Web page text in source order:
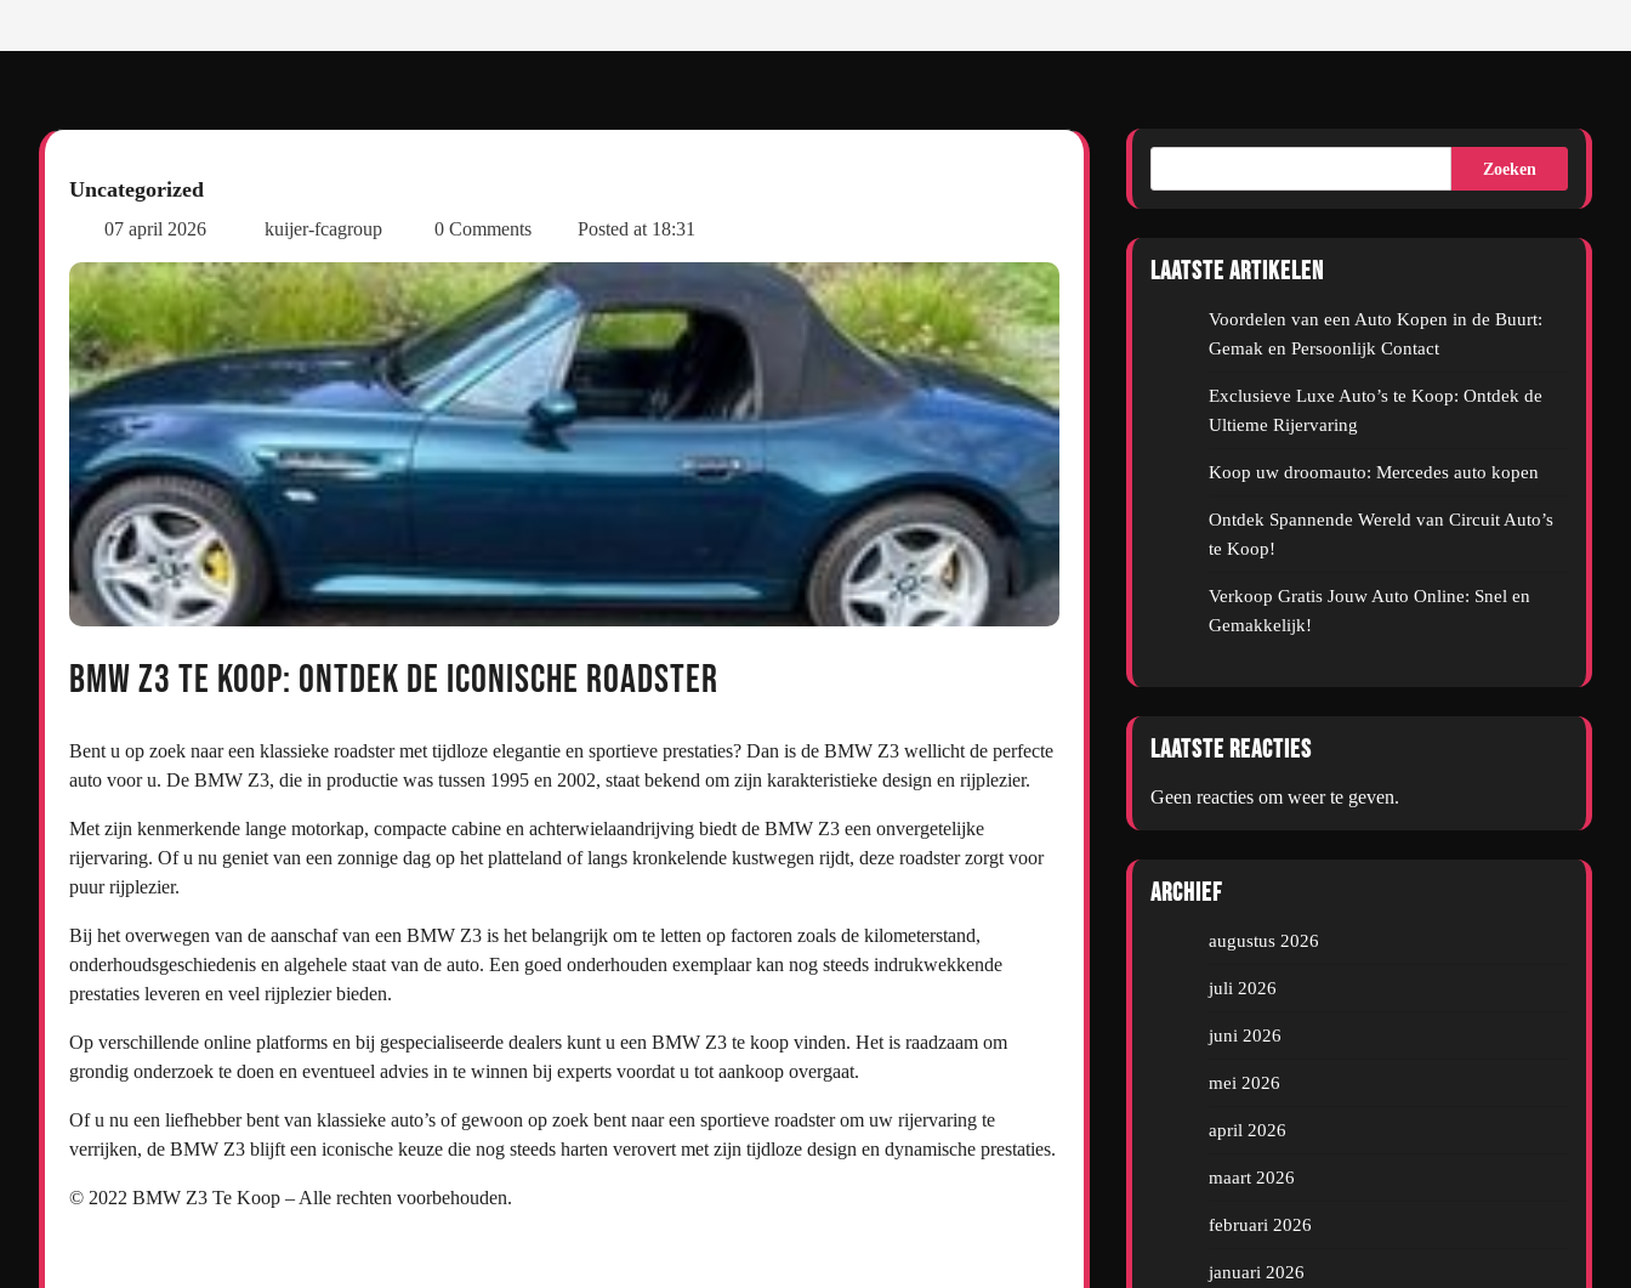
Uncategorized
07 april 2026 kuijer-fcagroup 0 Comments Posted at 18:31
BMW Z3 te koop: Ontdek de Iconische Roadster
Bent u op zoek naar een klassieke roadster met tijdloze elegantie en sportieve prestaties? Dan is de BMW Z3 wellicht de perfecte
auto voor u. De BMW Z3, die in productie was tussen 1995 en 2002, staat bekend om zijn karakteristieke design en rijplezier.
Met zijn kenmerkende lange motorkap, compacte cabine en achterwielaandrijving biedt de BMW Z3 een onvergetelijke
rijervaring. Of u nu geniet van een zonnige dag op het platteland of langs kronkelende kustwegen rijdt, deze roadster zorgt voor
puur rijplezier.
Bij het overwegen van de aanschaf van een BMW Z3 is het belangrijk om te letten op factoren zoals de kilometerstand,
onderhoudsgeschiedenis en algehele staat van de auto. Een goed onderhouden exemplaar kan nog steeds indrukwekkende
prestaties leveren en veel rijplezier bieden.
Op verschillende online platforms en bij gespecialiseerde dealers kunt u een BMW Z3 te koop vinden. Het is raadzaam om
grondig onderzoek te doen en eventueel advies in te winnen bij experts voordat u tot aankoop overgaat.
Of u nu een liefhebber bent van klassieke auto’s of gewoon op zoek bent naar een sportieve roadster om uw rijervaring te
verrijken, de BMW Z3 blijft een iconische keuze die nog steeds harten verovert met zijn tijdloze design en dynamische prestaties.
© 2022 BMW Z3 Te Koop – Alle rechten voorbehouden.
Zoeken
Laatste artikelen
Voordelen van een Auto Kopen in de Buurt:
Gemak en Persoonlijk Contact
Exclusieve Luxe Auto’s te Koop: Ontdek de
Ultieme Rijervaring
Koop uw droomauto: Mercedes auto kopen
Ontdek Spannende Wereld van Circuit Auto’s
te Koop!
Verkoop Gratis Jouw Auto Online: Snel en
Gemakkelijk!
Laatste reacties
Geen reacties om weer te geven.
Archief
augustus 2026
juli 2026
juni 2026
mei 2026
april 2026
maart 2026
februari 2026
januari 2026